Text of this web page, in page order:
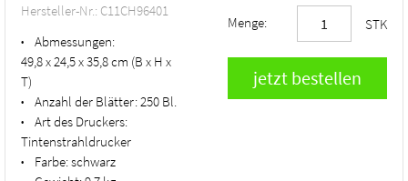
Hersteller-Nr.: C11CH96401
•
Abmessungen:
49,8 x 24,5 x 35,8 cm (B x H x
T)
• Anzahl der Blätter:250 Bl.
•
Art des Druckers:
Tintenstrahldrucker
• Farbe:schwarz
Menge: STK